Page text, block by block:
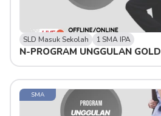
SLD Masuk Sekolah 1 SMA IPA
N-PROGRAM UNGGULAN GOLD
SMA